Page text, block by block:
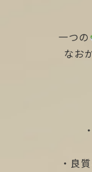
一つの
なお
・良